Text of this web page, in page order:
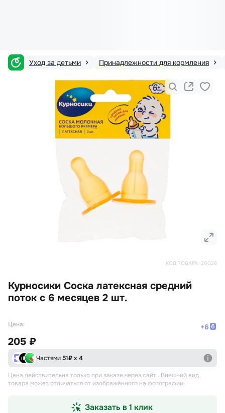
Уход за детьми Принадлежности для кормления
КОД ТОВАРА: 20026
Курносики Соска латексная средний
поток с 6 месяцев 2 шт.
Цена: +6
205 ₽
Частями 51₽ х 4
Цена действительна только при заказе через сайт.. Внешний вид
товара может отличаться от изображённого на фотографии.
Заказать в 1 клик